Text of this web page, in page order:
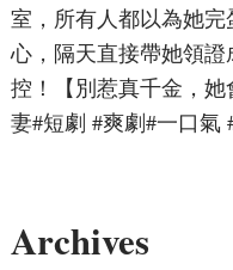
室，所有人都以為她
心，隔天直接帶她領
控！【別惹真千金，她
妻#短劇 #爽劇#一口氣
Archives